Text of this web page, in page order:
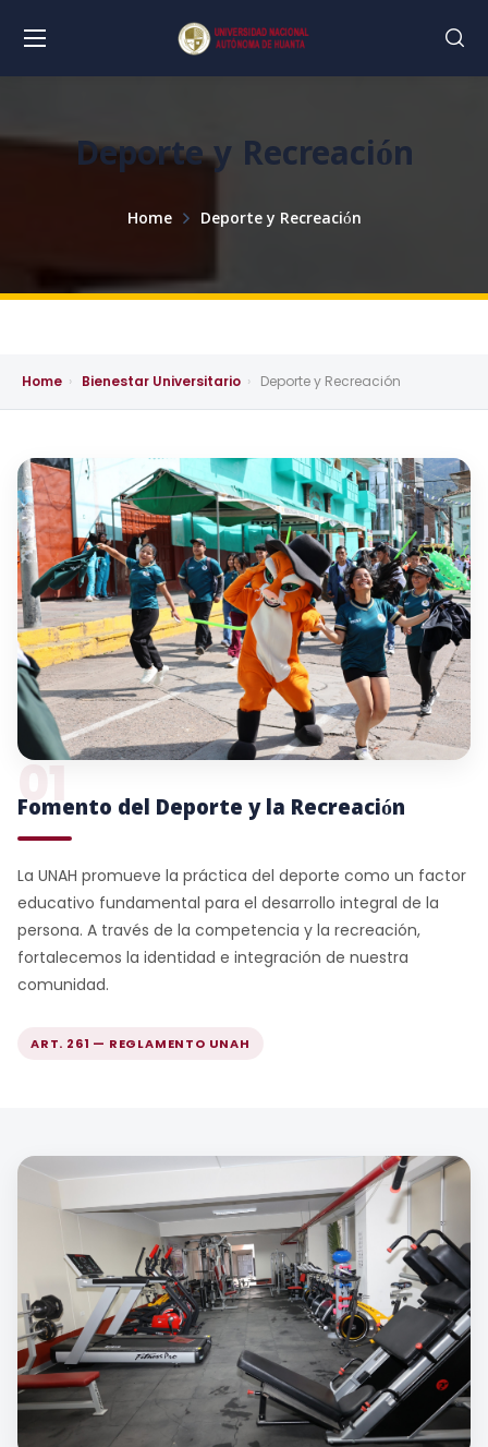
Deporte y Recreación
Home Deporte y Recreación
Home › Bienestar Universitario › Deporte y Recreación
01
Fomento del Deporte y la Recreación
La UNAH promueve la práctica del deporte como un factor
educativo fundamental para el desarrollo integral de la
persona. A través de la competencia y la recreación,
fortalecemos la identidad e integración de nuestra
comunidad.
ART. 261 — REGLAMENTO UNAH